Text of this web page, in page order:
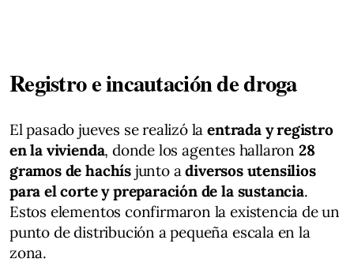
Registro e incautación de droga
El pasado jueves se realizó laentrada y registro
en la vivienda, donde los agentes hallaron 28
gramos de hachísjunto adiversos utensilios
para el corte y preparación de la sustancia.
Estos elementos confirmaron la existencia de un
punto de distribución a pequeña escala en la
zona.